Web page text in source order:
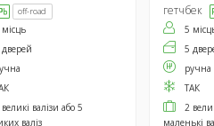
off-road
валізи або 5
валіз
гетчбек
5
5
ручна
ТАК
2
маленькі